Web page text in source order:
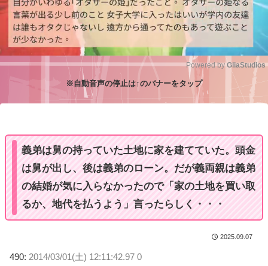
Powered by GliaStudios
※自動音声の停止は↑のバナーをタップ
義弟は舅の持っていた土地に家を建てていた。頭金
は舅が出し、後は義弟のローン。だが義両親は義弟
の結婚が気に入らなかったので「家の土地を買い取
るか、地代を払うよう」言ったらしく・・・
2025.09.07
490: 2014/03/01(土) 12:11:42.97 0